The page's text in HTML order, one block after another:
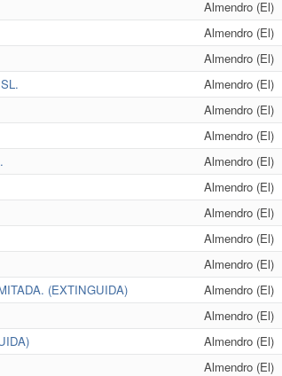
Almendro (El)
Almendro (El)
Almendro (El)
Almendro (El)
Almendro (El)
Almendro (El)
Almendro (El)
Almendro (El)
Almendro (El)
Almendro (El)
Almendro (El)
(EXTINGUIDA)
Almendro (El)
Almendro (El)
Almendro (El)
Almendro (El)